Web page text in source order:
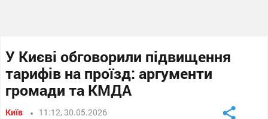
У Києві обговорили підвищення
тарифів на проїзд: аргументи
громади та КМДА
Київ 11:12, 30.05.2026